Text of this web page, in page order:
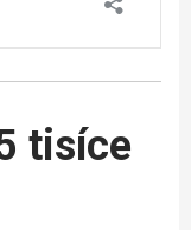
tisíce